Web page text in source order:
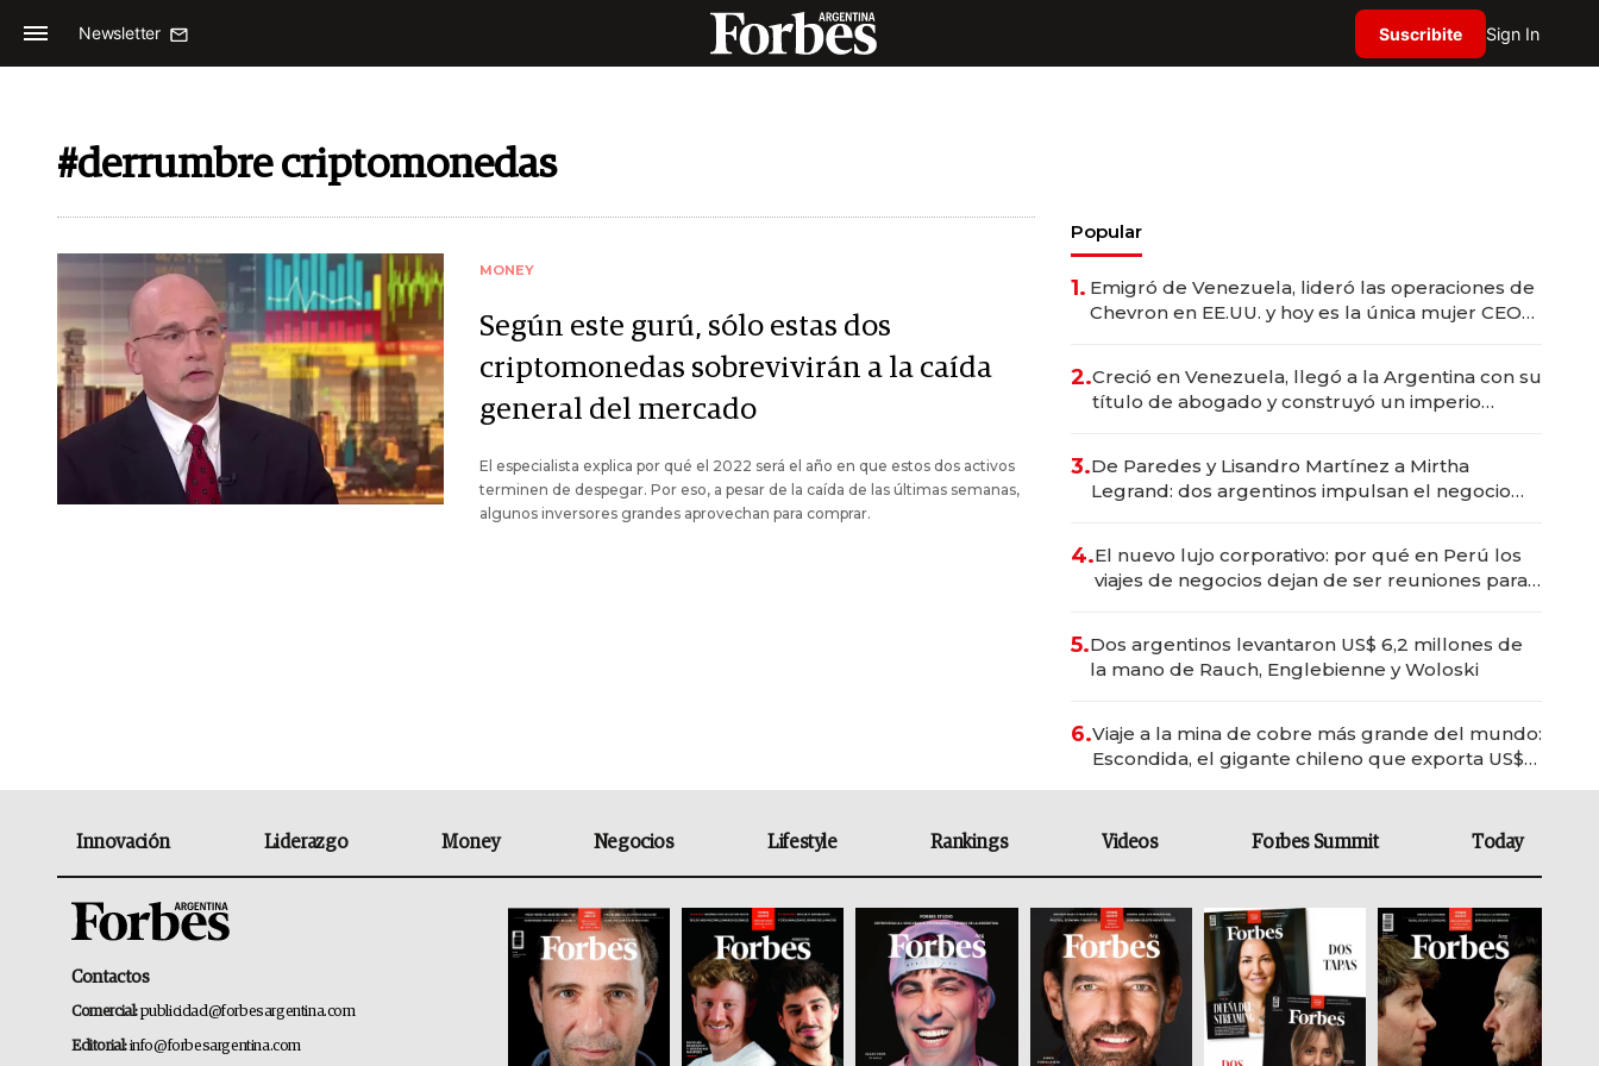
Newsletter Suscribite Sign In
#derrumbre criptomonedas
MONEY
Según este gurú, sólo estas dos
criptomonedas sobrevivirán a la caída
general del mercado
El especialista explica por qué el 2022 será el año en que estos dos activos
terminen de despegar. Por eso, a pesar de la caída de las últimas semanas,
algunos inversores grandes aprovechan para comprar.
Popular
1. Emigró de Venezuela, lideró las operaciones de
Chevron en EE.UU. y hoy es la única mujer CEO
2.Creció en Venezuela, llegó a la Argentina con su
título de abogado y construyó un imperio
3.De Paredes y Lisandro Martínez a Mirtha
Legrand: dos argentinos impulsan el negocio
4.El nuevo lujo corporativo: por qué en Perú los
viajes de negocios dejan de ser reuniones para
5.Dos argentinos levantaron US$ 6,2 millones de
la mano de Rauch, Englebienne y Woloski
6.Viaje a la mina de cobre más grande del mundo:
Escondida, el gigante chileno que exporta US$
Innovación Liderazgo Money Negocios Lifestyle Rankings Videos Forbes Summit Today
Contactos
Comercial:publicidad@forbesargentina.com
Editorial:info@forbesargentina.com